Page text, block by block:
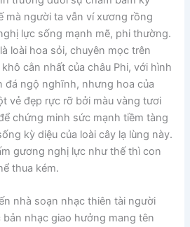
mà người ta vẫn ví xương rồng
lực sống mạnh mẽ, phi thường.
loài hoa sỏi, chuyên mọc trên
cằn nhất của châu Phi, với hình
đá ngộ nghĩnh, nhưng hoa của
vẻ đẹp rực rỡ bởi màu vàng tươi
chứng minh sức mạnh tiềm tàng
kỳ diệu của loài cây lạ lùng này.
gương nghị lực như thế thì con
thua kém.
nhà soạn nhạc thiên tài người
nhạc giao hưởng mang tên